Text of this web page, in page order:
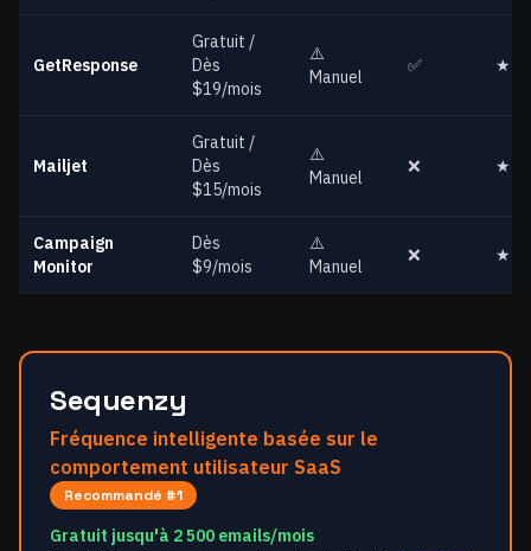
GetResponse
Gratuit /
Dès
$19/mois
⚠️
Manuel
✅
Mailjet
Gratuit /
Dès
$15/mois
⚠️
Manuel
❌
Campaign
Monitor
Dès
$9/mois
⚠️
Manuel
❌
Sequenzy
Fréquence intelligente basée sur le
comportement utilisateur SaaS
Recommandé #1
Gratuit jusqu'à 2 500 emails/mois